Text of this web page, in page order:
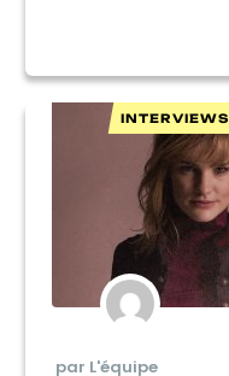
INTERVIEWS
par L'équipe